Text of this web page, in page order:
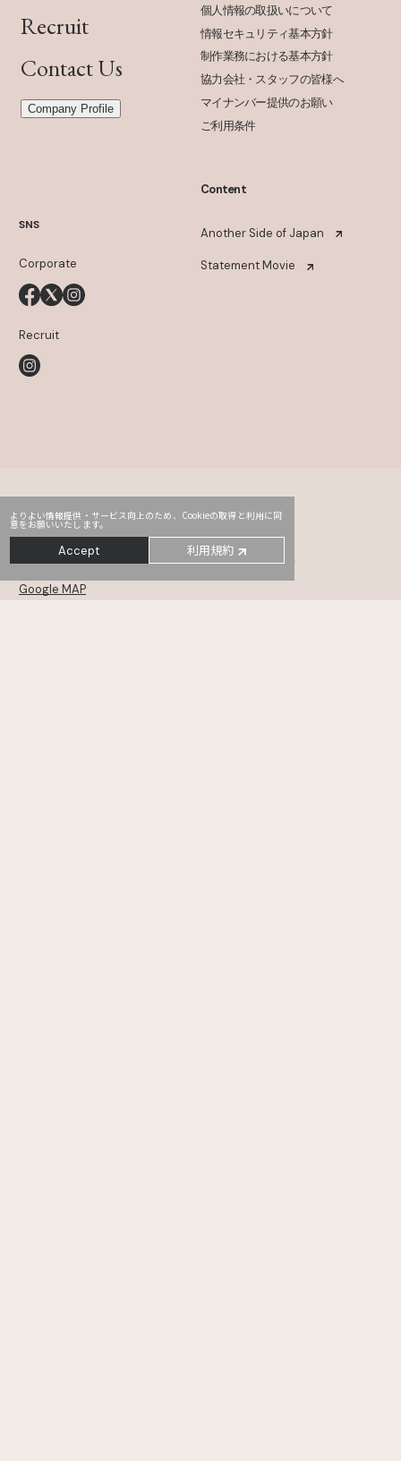
よりよい情報提供・サービス向上のため、Cookieの取得と利用に同
意をお願いいたします。
Accept 利用規約
Recruit
Contact Us
Company Profile
SNS
Corporate
Recruit
個人情報の取扱いについて
情報セキュリティ基本方針
制作業務における基本方針
協力会社・スタッフの皆様へ
マイナンバー提供のお願い
ご利用条件
Content
Another Side of Japan
Statement Movie
Head Office PRO2 Third
〒107-0052 東京都港区赤坂2-14-5 Daiwa赤坂ビル 5・6F
Google MAP